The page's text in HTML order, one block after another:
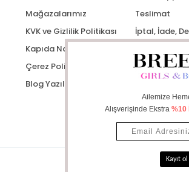
Mağazalarımız
KVK ve Gizlilik Politikası
Kapıda Nakit Ödeme
Çerez Politikası
Blog Yazıları
Teslimat
İptal, İade,